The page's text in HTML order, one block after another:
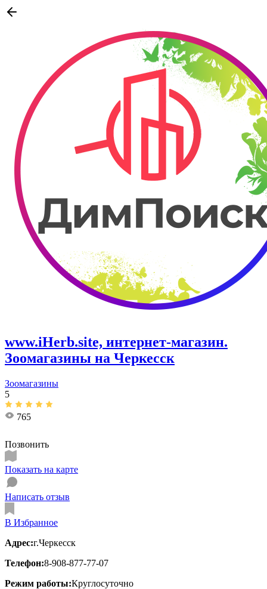
www.iHerb.site, интернет-магазин.
Зоомагазины на Черкесск
Зоомагазины
5
765
Позвонить
Показать на карте
Написать отзыв
В Избранное
Адрес:г.Черкесск
Телефон:8-908-877-77-07
Режим работы:Круглосуточно